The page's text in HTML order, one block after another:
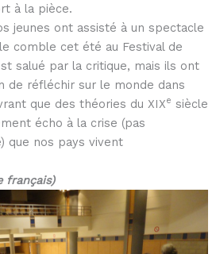
à la pièce.
jeunes ont assisté à un spectacle
comble cet été au Festival de
salué par la critique, mais ils ont
de réfléchir sur le monde dans
que des théories du XIXe siècle
écho à la crise (pas
que nos pays vivent
français)